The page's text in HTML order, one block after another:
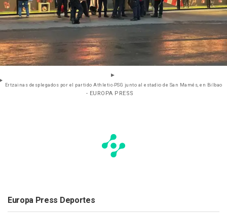
Ertzainas desplegados por el partido Athletic-PSG junto al estadio de San Mamés, en Bilbao
- EUROPA PRESS
Europa Press Deportes